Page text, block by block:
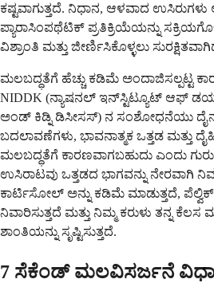
ಕಷ್ಟವಾಗುತ್ತದೆ. ನಿಧಾನ, ಆಳವಾದ ಉಸಿರುಗಳು
ಪ್ಯಾರಾಸಿಂಪಥೆಟಿಕ್ ಪ್ರತಿಕ್ರಿಯೆಯನ್ನು
ವಿಶ್ರಾಂತಿ ಮತ್ತು ಜೀರ್ಣಿಸಿಕೊಳ್ಳಲು
ಮಲಬದ್ಧತೆಗೆ ಹೆಚ್ಚು ಕಡಿಮೆ ಅಂದಾಜಿಸಲ್ಪಟ್ಟ
NIDDK (ನ್ಯಾಷನಲ್ ಇನ್‌ಸ್ಟಿಟ್ಯೂಟ್ ಆಫ್
ಅಂಡ್ ಕಿಡ್ನಿ ಡಿಸೀಸಸ್) ನ ಸಂಶೋಧನೆಯು
ಬದಲಾವಣೆಗಳು, ಭಾವನಾತ್ಮಕ ಒತ್ತಡ ಮತ್ತು
ಮಲಬದ್ಧತೆಗೆ ಕಾರಣವಾಗಬಹುದು ಎಂದು
ಉಸಿರಾಟವು ಒತ್ತಡದ ಭಾಗವನ್ನು ನೇರವಾಗಿ
ಕಾರ್ಟಿಸೋಲ್ ಅನ್ನು ಕಡಿಮೆ ಮಾಡುತ್ತದೆ, ಪೆಲ್ವಿಕ್
ನಿವಾರಿಸುತ್ತದೆ ಮತ್ತು ನಿಮ್ಮ ಕರುಳು ತನ್ನ ಕೆಲಸ
ಶಾಂತಿಯನ್ನು ಸೃಷ್ಟಿಸುತ್ತದೆ.
7 ಸೆಕೆಂಡ್ ಮಲವಿಸರ್ಜನೆ